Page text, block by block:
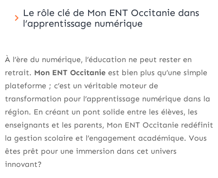
Le rôle clé de Mon ENT Occitanie dans
l’apprentissage numérique
À l’ère du numérique, l’éducation ne peut rester en
retrait. Mon ENT Occitanie est bien plus qu’une simple
plateforme ; c’est un véritable moteur de
transformation pour l’apprentissage numérique dans la
région. En créant un pont solide entre les élèves, les
enseignants et les parents, Mon ENT Occitanie redéfinit
la gestion scolaire et l’engagement académique. Vous
êtes prêt pour une immersion dans cet univers
innovant?